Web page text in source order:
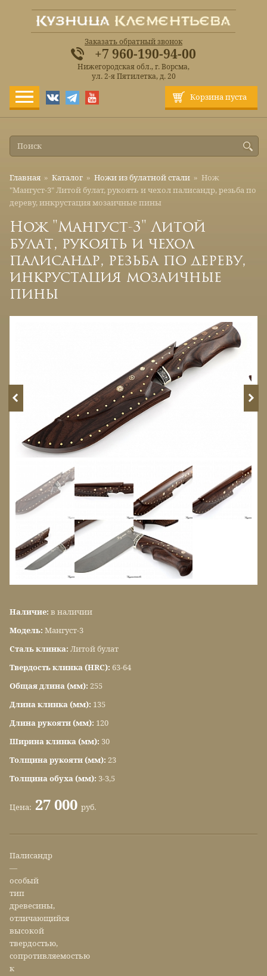
Корзина пуста
Заказать обратный звонок
+7 960-190-94-00
Нижегородская обл., г. Ворсма,
ул. 2-я Пятилетка, д. 20
Главная » Каталог » Ножи из булатной стали » Нож
"Мангуст-3" Литой булат, рукоять и чехол палисандр, резьба по
дереву, инкрустация мозаичные пины
Нож "Мангуст-3" Литой
булат, рукоять и чехол
палисандр, резьба по дереву,
инкрустация мозаичные
пины
Наличие: в наличии
Модель: Мангуст-3
Сталь клинка: Литой булат
Твердость клинка (HRC): 63-64
Общая длина (мм): 255
Длина клинка (мм): 135
Длина рукояти (мм): 120
Ширина клинка (мм): 30
Толщина рукояти (мм): 23
Толщина обуха (мм): 3-3,5
Цена: 27 000 руб.
Палисандр
—
особый
тип
древесины,
отличающийся
высокой
твердостью,
сопротивляемостью
к